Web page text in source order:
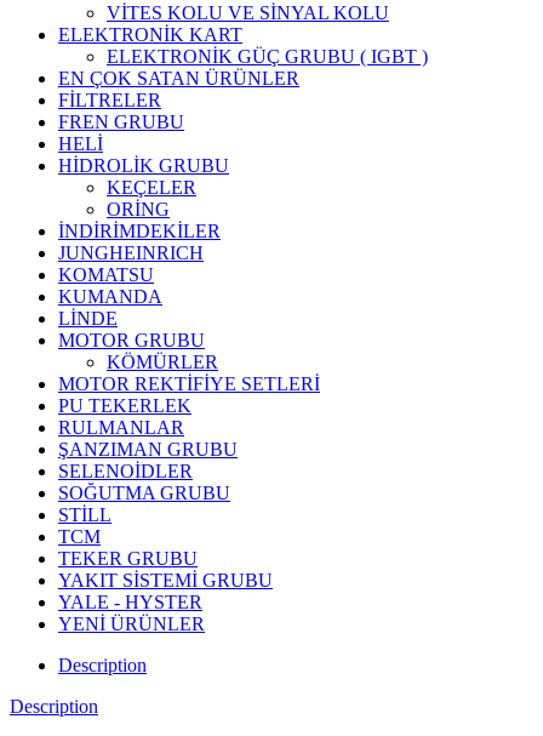
VİTES KOLU VE SİNYAL KOLU
ELEKTRONİK KART
ELEKTRONİK GÜÇ GRUBU ( IGBT )
EN ÇOK SATAN ÜRÜNLER
FİLTRELER
FREN GRUBU
HELİ
HİDROLİK GRUBU
KEÇELER
ORİNG
İNDİRİMDEKİLER
JUNGHEINRICH
KOMATSU
KUMANDA
LİNDE
MOTOR GRUBU
KÖMÜRLER
MOTOR REKTİFİYE SETLERİ
PU TEKERLEK
RULMANLAR
ŞANZIMAN GRUBU
SELENOİDLER
SOĞUTMA GRUBU
STİLL
TCM
TEKER GRUBU
YAKIT SİSTEMİ GRUBU
YALE - HYSTER
YENİ ÜRÜNLER
Description
Description